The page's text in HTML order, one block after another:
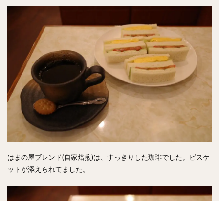
はまの屋ブレンド(自家焙煎)は、すっきりした珈琲でした。ビスケ
ットが添えられてました。